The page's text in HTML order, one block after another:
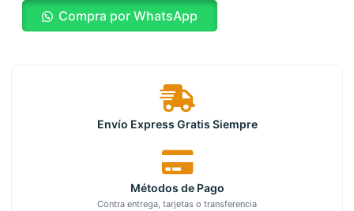
Compra por WhatsApp
Envío Express Gratis Siempre
Métodos de Pago
Contra entrega, tarjetas o transferencia